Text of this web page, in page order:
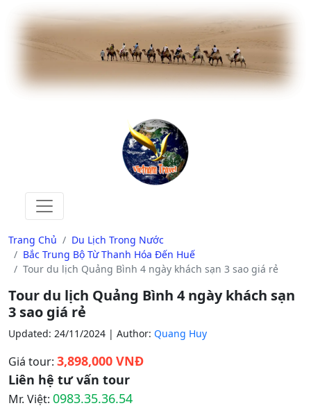
Trang Chủ
Du Lịch Trong Nước
Bắc Trung Bộ Từ Thanh Hóa Đến Huế
Tour du lịch Quảng Bình 4 ngày khách sạn 3 sao giá rẻ
Tour du lịch Quảng Bình 4 ngày khách sạn
3 sao giá rẻ
Updated: 24/11/2024 | Author: Quang Huy
Giá tour: 3,898,000 VNĐ
Liên hệ tư vấn tour
Mr. Việt: 0983.35.36.54